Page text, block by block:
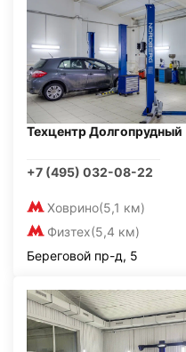
Техцентр Долгопрудный
+7 (495) 032-08-22
Ховрино(5,1 км)
Физтех(5,4 км)
Береговой пр-д, 5